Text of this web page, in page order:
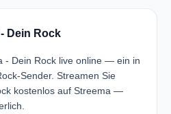
Dein Rock
- Dein Rock live online — ein in
Sender. Streamen Sie
kostenlos auf Streema —